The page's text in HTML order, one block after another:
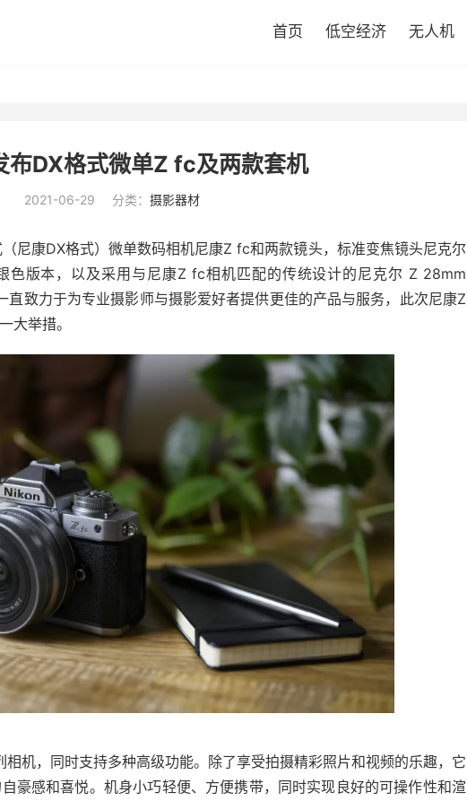
首页 低空经济 无人机
布DX格式微单Z fc及两款套机
2021-06-29 分类： 摄影器材
尼康DX格式）微单数码相机尼康Z fc和两款镜头，标准变焦镜头尼克尔
色版本，以及采用与尼康Z fc相机匹配的传统设计的尼克尔 Z 28mm
致力于为专业摄影师与摄影爱好者提供更佳的产品与服务，此次尼康Z
大举措。
机，同时支持多种高级功能。除了享受拍摄精彩照片和视频的乐趣，它
豪感和喜悦。机身小巧轻便、方便携带，同时实现良好的可操作性和渲